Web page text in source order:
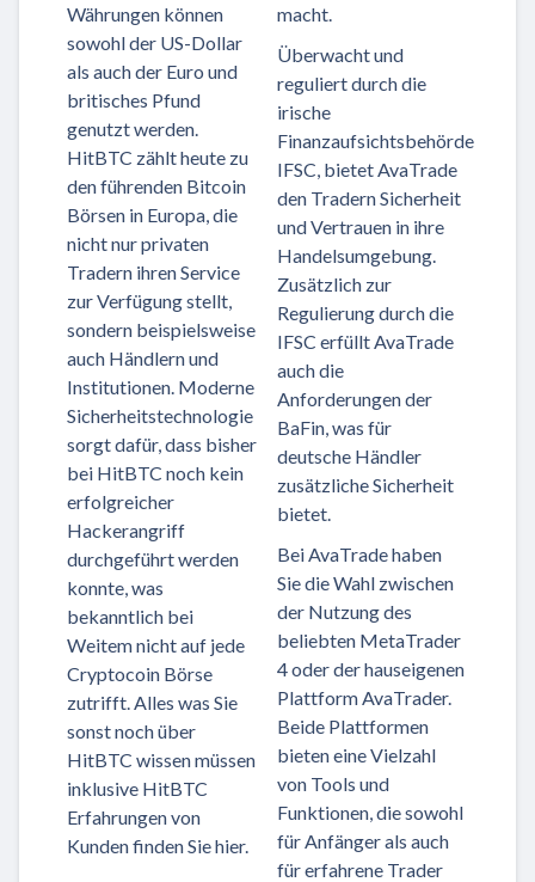
Währungen können
sowohl der US-Dollar
als auch der Euro und
britisches Pfund
genutzt werden.
HitBTC zählt heute zu
den führenden Bitcoin
Börsen in Europa, die
nicht nur privaten
Tradern ihren Service
zur Verfügung stellt,
sondern beispielsweise
auch Händlern und
Institutionen. Moderne
Sicherheitstechnologie
sorgt dafür, dass bisher
bei HitBTC noch kein
erfolgreicher
Hackerangriff
durchgeführt werden
konnte, was
bekanntlich bei
Weitem nicht auf jede
Cryptocoin Börse
zutrifft. Alles was Sie
sonst noch über
HitBTC wissen müssen
inklusive HitBTC
Erfahrungen von
Kunden finden Sie hier.
macht.
Überwacht und
reguliert durch die
irische
Finanzaufsichtsbehörde
IFSC, bietet AvaTrade
den Tradern Sicherheit
und Vertrauen in ihre
Handelsumgebung.
Zusätzlich zur
Regulierung durch die
IFSC erfüllt AvaTrade
auch die
Anforderungen der
BaFin, was für
deutsche Händler
zusätzliche Sicherheit
bietet.
Bei AvaTrade haben
Sie die Wahl zwischen
der Nutzung des
beliebten MetaTrader
4 oder der hauseigenen
Plattform AvaTrader.
Beide Plattformen
bieten eine Vielzahl
von Tools und
Funktionen, die sowohl
für Anfänger als auch
für erfahrene Trader